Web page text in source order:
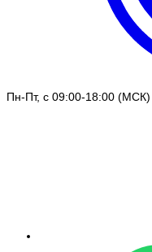
Пн-Пт, с 09:00-18:00 (МСК)